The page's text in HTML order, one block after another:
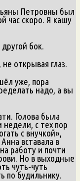
Петровны был
час скоро. Я кашу
бок.
открывая глаз.
уже, пора
надо, а вы
Голова была
с тех пор
с внучкой»,
вставала в
работу и почти
Но в выходные
чуть-чуть
по будильнику.